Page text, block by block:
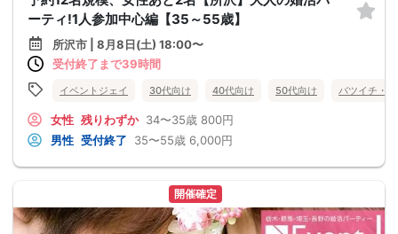
ーティ!1人参加中心編【35～55歳】
所沢市 | 8月8日(土) 18:00〜
受付終了まで39時間
イベントジェイ 30代向け 40代向け 50代向け バツイチ・
女性 残りわずか 34〜35歳 800円
男性 受付終了 35〜55歳 6,000円
開催確定